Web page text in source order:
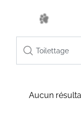
Aucun